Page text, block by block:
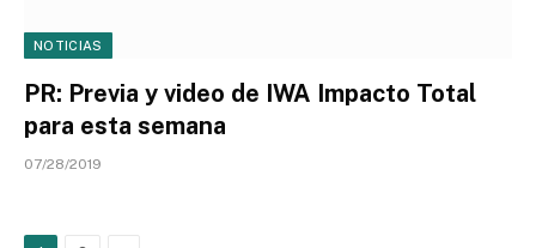
NOTICIAS
PR: Previa y video de IWA Impacto Total
para esta semana
07/28/2019